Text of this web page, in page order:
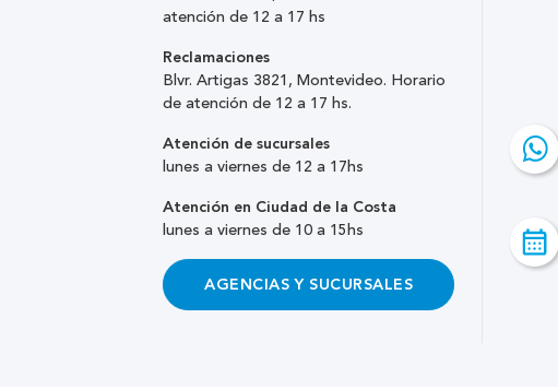
atención de 12 a 17 hs
Reclamaciones
Blvr. Artigas 3821, Montevideo. Horario
de atención de 12 a 17 hs.
Atención de sucursales
lunes a viernes de 12 a 17hs
Atención en Ciudad de la Costa
lunes a viernes de 10 a 15hs
AGENCIAS Y SUCURSALES